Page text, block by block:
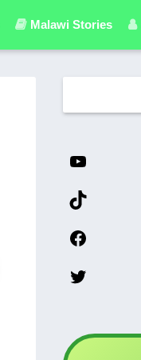
Malawi Stories